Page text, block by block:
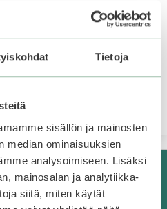
Tietoja
sisällön ja mainosten
median ominaisuuksien
analysoimiseen. Lisäksi
mainosalan ja analytiikka-
siitä, miten käytät
Lisää ostoskoriin
Suomesta